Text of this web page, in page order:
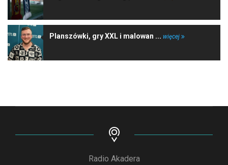
Planszówki, gry XXL i malowan ... więcej
Radio Akadera